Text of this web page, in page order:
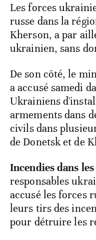
Les forces
russe dans la
Kherson, a par
ukrainien, sans
De son côté, le
a accusé samedi
Ukrainiens
armements dans
civils dans
de Donetsk et de
Incendies dans
responsables
accusé les forces
leurs tirs des
pour détruire les